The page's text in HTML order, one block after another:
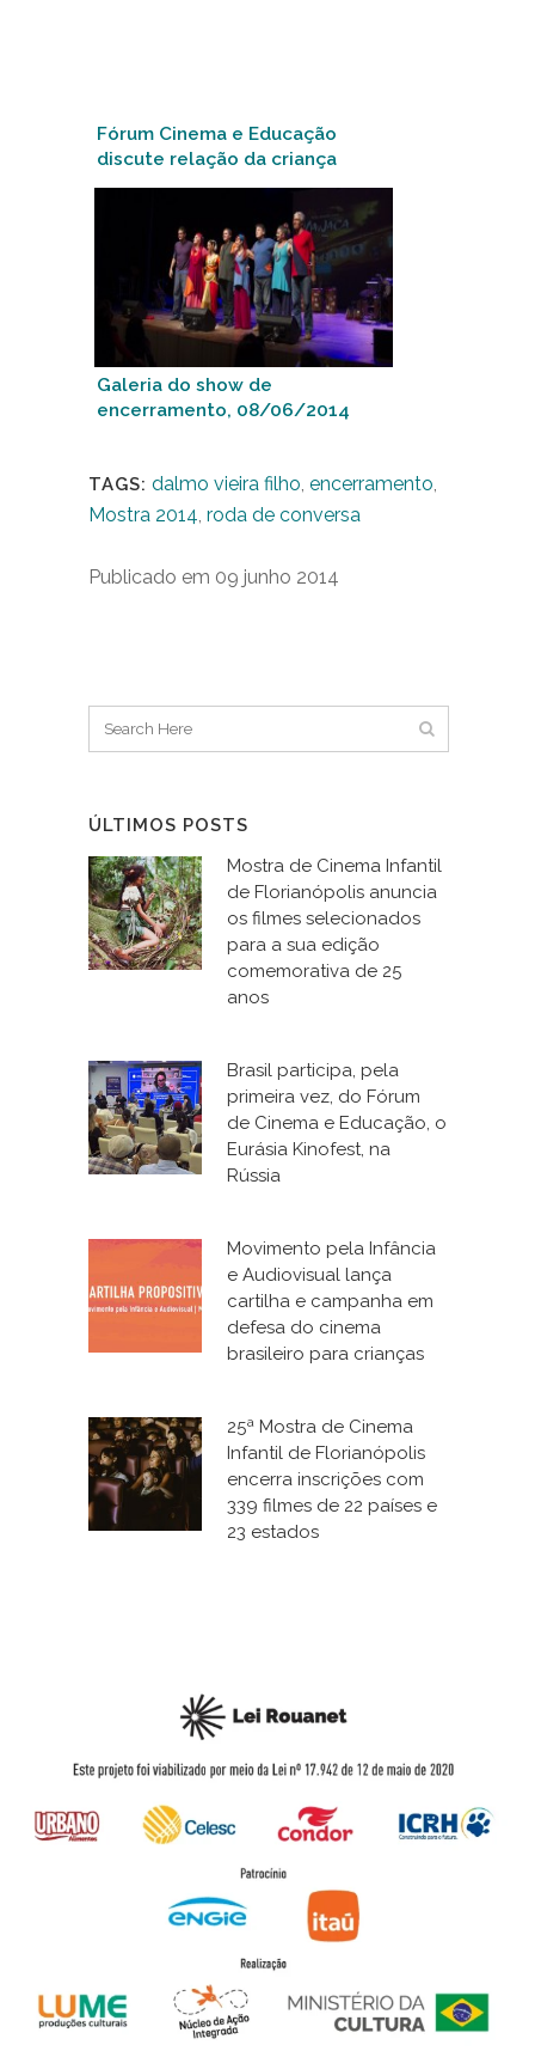
Fórum Cinema e Educação
discute relação da criança
com o brincar e exibe
Galeria do show de
encerramento, 08/06/2014
TAGS: dalmo vieira filho encerramento
Mostra 2014 roda de conversa
Publicado em 09 junho 2014
ÚLTIMOS POSTS
Mostra de Cinema Infantil
de Florianópolis anuncia
os filmes selecionados
para a sua edição
comemorativa de 25
anos
Brasil participa, pela
primeira vez, do Fórum
de Cinema e Educação, o
Eurásia Kinofest, na
Rússia
Movimento pela Infância
e Audiovisual lança
cartilha e campanha em
defesa do cinema
brasileiro para crianças
25ª Mostra de Cinema
Infantil de Florianópolis
encerra inscrições com
339 filmes de 22 países e
23 estados